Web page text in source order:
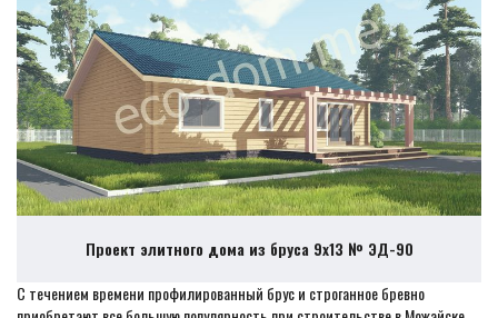
Проект элитного дома из бруса 9х13 № ЭД-90
С течением времени профилированный брус и строганное бревно